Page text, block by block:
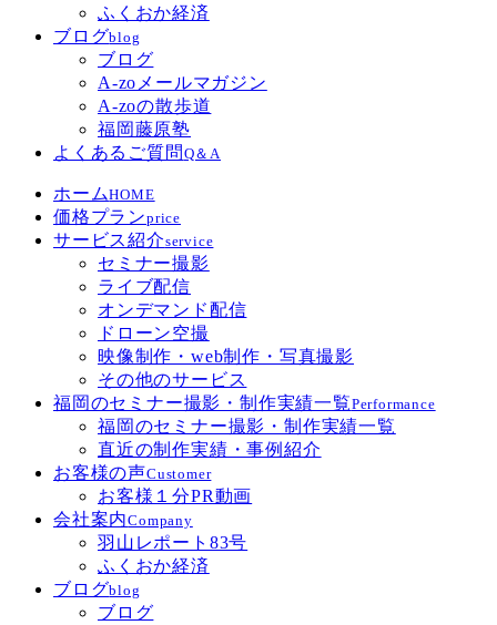
ふくおか経済
ブログblog
ブログ
A-zoメールマガジン
A-zoの散歩道
福岡藤原塾
よくあるご質問 Q＆A
ホームHOME
価格プランprice
サービス紹介service
セミナー撮影
ライブ配信
オンデマンド配信
ドローン空撮
映像制作・web制作・写真撮影
その他のサービス
福岡のセミナー撮影・制作実績一覧Performance
福岡のセミナー撮影・制作実績一覧
直近の制作実績・事例紹介
お客様の声Customer
お客様１分PR動画
会社案内Company
羽山レポート83号
ふくおか経済
ブログblog
ブログ